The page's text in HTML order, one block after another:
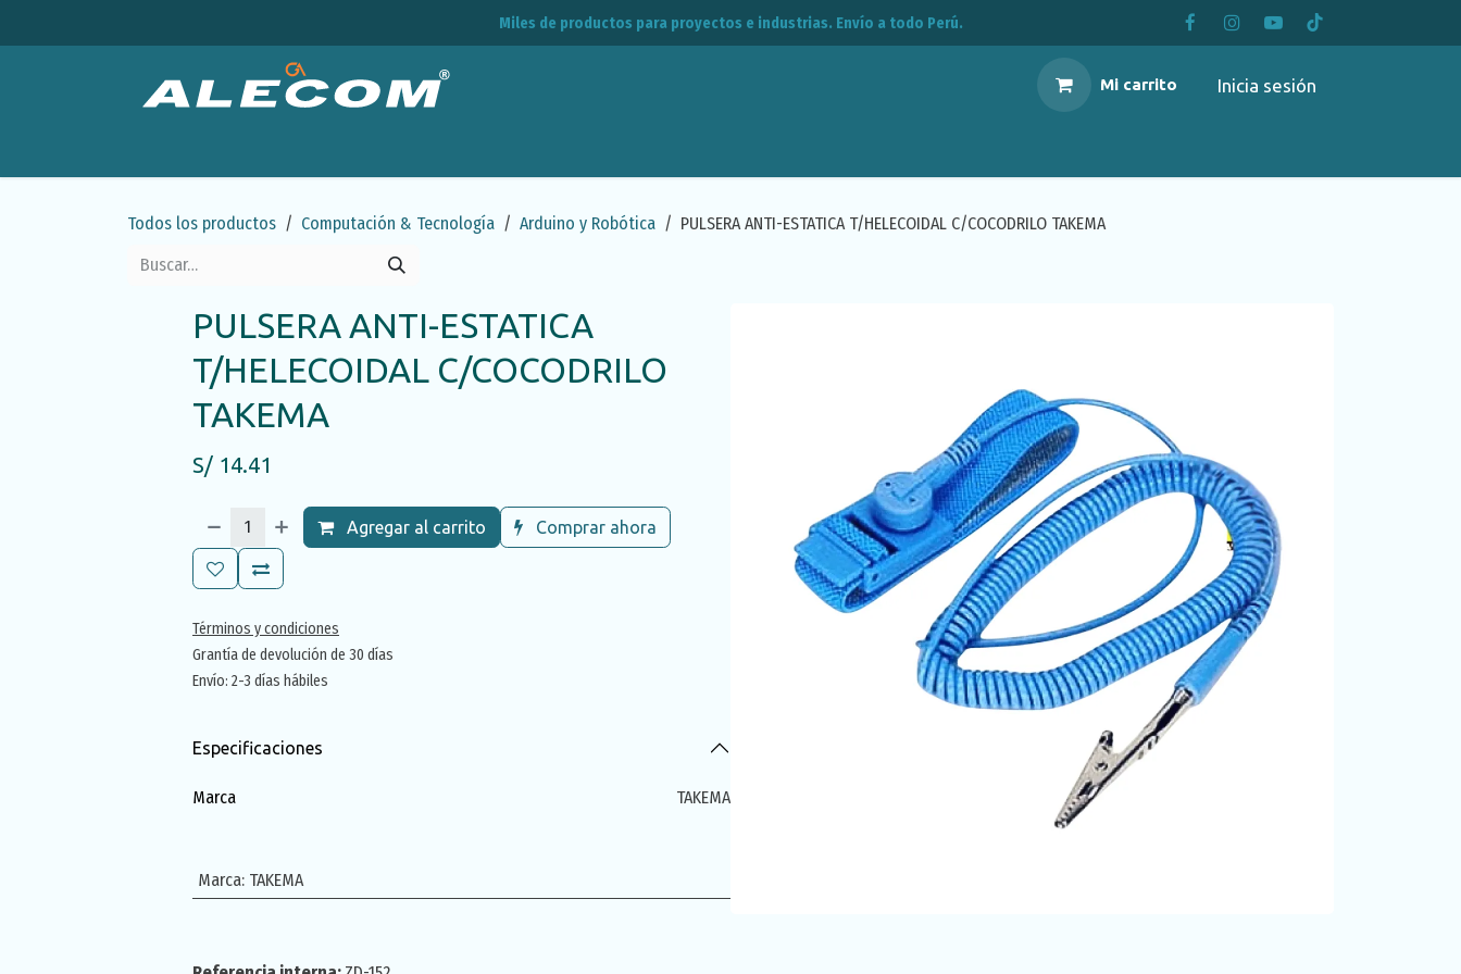
Miles de productos para proyectos e industrias. Envío a todo Perú.
Mi carrito Inicia sesión
Todos los productos Computación & Tecnología Arduino y Robótica PULSERA ANTI-ESTATICA T/HELECOIDAL C/COCODRILO TAKEMA
PULSERA ANTI-ESTATICA
T/HELECOIDAL C/COCODRILO
TAKEMA
S/ 14.41
Agregar al carrito Comprar ahora
Términos y condiciones
Grantía de devolución de 30 días
Envío: 2-3 días hábiles
Especificaciones
Marca TAKEMA
Marca: TAKEMA